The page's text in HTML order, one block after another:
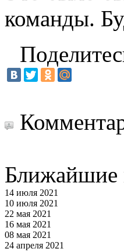
команды.
Ближайшие
14 июля 2021
10 июля 2021
22 мая 2021
16 мая 2021
08 мая 2021
24 апреля 2021